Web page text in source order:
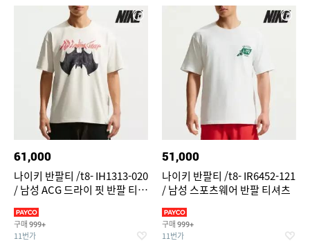
61,000
나이키 반팔티 /t8- IH1313-020
/ 남성 ACG 드라이 핏 반팔 티셔
구매 999+
11번가
51,000
나이키 반팔티 /t8- IR6452-121
/ 남성 스포츠웨어 반팔 티셔츠
구매 999+
11번가